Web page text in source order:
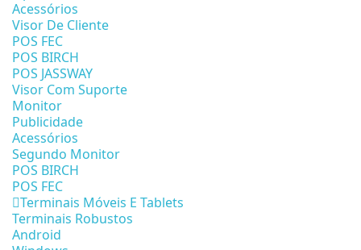
Acessórios
Visor De Cliente
POS FEC
POS BIRCH
POS JASSWAY
Visor Com Suporte
Monitor
Publicidade
Acessórios
Segundo Monitor
POS BIRCH
POS FEC
Terminais Móveis E Tablets
Terminais Robustos
Android